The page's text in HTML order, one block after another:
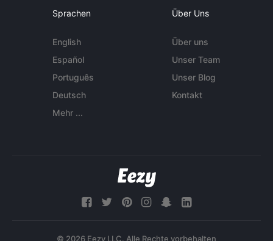
Sprachen
English
Español
Português
Deutsch
Mehr ...
Über Uns
Über uns
Unser Team
Unser Blog
Kontakt
© 2026 Eezy LLC. Alle Rechte vorbehalten